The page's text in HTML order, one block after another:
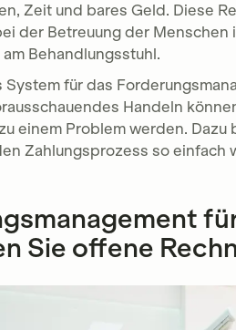
Zeit und bares Geld. Diese
der Betreuung der Menschen
Behandlungsstuhl.
System für das
Handeln
einem Problem werden.
Zahlungsprozess so einfach
Sie offene